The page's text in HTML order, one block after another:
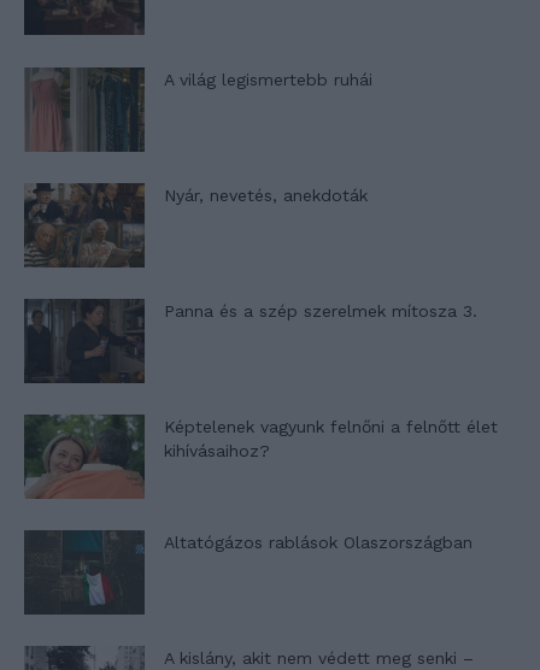
A világ legismertebb ruhái
Nyár, nevetés, anekdoták
Panna és a szép szerelmek mítosza 3.
Képtelenek vagyunk felnőni a felnőtt élet
kihívásaihoz?
Altatógázos rablások Olaszországban
A kislány, akit nem védett meg senki –